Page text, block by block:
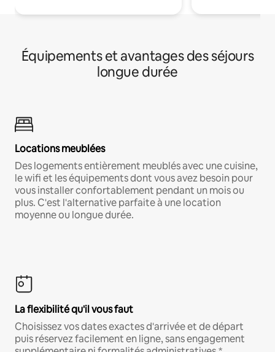
Équipements et avantages des séjours
longue durée
Locations meublées
Des logements entièrement meublés avec une cuisine,
le wifi et les équipements dont vous avez besoin pour
vous installer confortablement pendant un mois ou
plus. C'est l'alternative parfaite à une location
moyenne ou longue durée.
La flexibilité qu'il vous faut
Choisissez vos dates exactes d'arrivée et de départ
puis réservez facilement en ligne, sans engagement